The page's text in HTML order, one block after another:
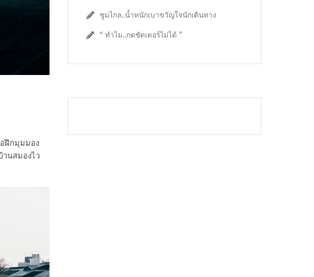
อฝึกมุมมอง
านสมองไว
ซูมไกล..น้ำหนักเบาขวัญใจนักเดินทาง
“ ทำไม..กดชัตเตอร์ไม่ได้ ”